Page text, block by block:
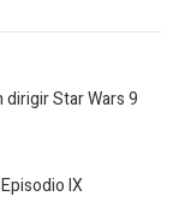
Star Wars 9
IX